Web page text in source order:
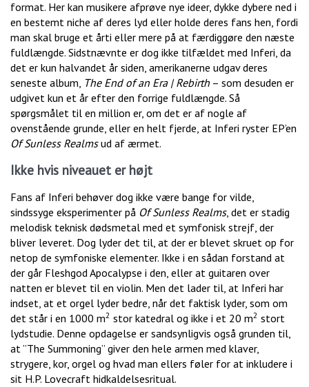
format. Her kan musikere afprøve nye ideer, dykke dybere ned i
en bestemt niche af deres lyd eller holde deres fans hen, fordi
man skal bruge et årti eller mere på at færdiggøre den næste
fuldlængde. Sidstnævnte er dog ikke tilfældet med Inferi, da
det er kun halvandet år siden, amerikanerne udgav deres
seneste album, The End of an Era | Rebirth – som desuden er
udgivet kun et år efter den forrige fuldlængde. Så
spørgsmålet til en million er, om det er af nogle af
ovenstående grunde, eller en helt fjerde, at Inferi ryster EP’en
Of Sunless Realmsud af ærmet.
Ikke hvis niveauet er højt
Fans af Inferi behøver dog ikke være bange for vilde,
sindssyge eksperimenter på Of Sunless Realms, det er stadig
melodisk teknisk dødsmetal med et symfonisk strejf, der
bliver leveret. Dog lyder det til, at der er blevet skruet op for
netop de symfoniske elementer. Ikke i en sådan forstand at
der går Fleshgod Apocalypse i den, eller at guitaren over
natten er blevet til en violin. Men det lader til, at Inferi har
indset, at et orgel lyder bedre, når det faktisk lyder, som om
det står i en 1000 m2 stor katedral og ikke i et 20 m2 stort
lydstudie. Denne opdagelse er sandsynligvis også grunden til,
at ”The Summoning” giver den hele armen med klaver,
strygere, kor, orgel og hvad man ellers føler for at inkludere i
sit H.P. Lovecraft hidkaldelsesritual.